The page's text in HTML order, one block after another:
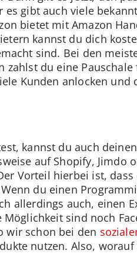
gibt auch viele
bietet mit Amazon
kannst du dich
sind. Bei den
zahlst du eine
Kunden anlocken und
kannst du auch
auf Shopify, Jimdo
Vorteil hierbei ist,
du einen
allerdings auch, einen
sind noch
wir schon bei den
nutzen. Also,